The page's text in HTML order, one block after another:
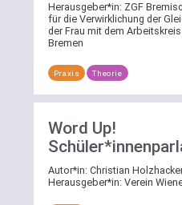
Herausgeber*in: ZGF
für die Verwirklichung der
der Frau mit dem
Bremen
Praxis Theorie
Word Up!
Autor*in: Christian
Herausgeber*in: Verein